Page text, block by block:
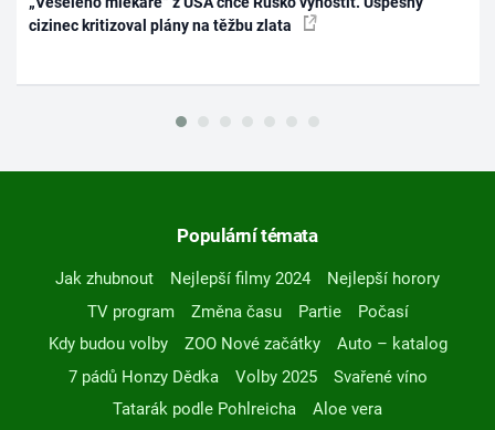
cizinec kritizoval plány na těžbu zlata
Populární témata
Jak zhubnout Nejlepší filmy 2024
Nejlepší horory
TV program
Změna času Partie
Počasí
Kdy budou volby
ZOO Nové začátky
Auto – katalog
7 pádů Honzy Dědka
Volby 2025
Svařené víno
Tatarák podle Pohlreicha
Aloe vera